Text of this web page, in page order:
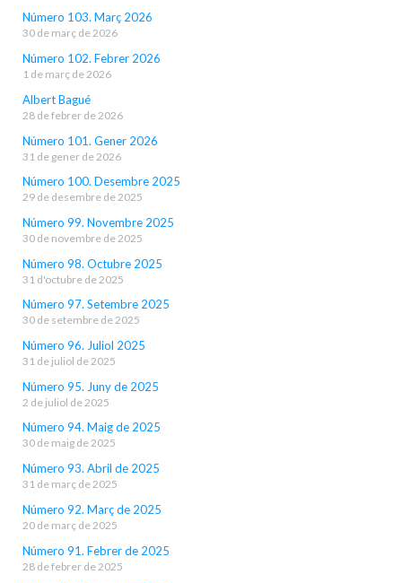
Número 103. Març 2026
30 de març de 2026
Número 102. Febrer 2026
1 de març de 2026
Albert Bagué
28 de febrer de 2026
Número 101. Gener 2026
31 de gener de 2026
Número 100. Desembre 2025
29 de desembre de 2025
Número 99. Novembre 2025
30 de novembre de 2025
Número 98. Octubre 2025
31 d'octubre de 2025
Número 97. Setembre 2025
30 de setembre de 2025
Número 96. Juliol 2025
31 de juliol de 2025
Número 95. Juny de 2025
2 de juliol de 2025
Número 94. Maig de 2025
30 de maig de 2025
Número 93. Abril de 2025
31 de març de 2025
Número 92. Març de 2025
20 de març de 2025
Número 91. Febrer de 2025
28 de febrer de 2025